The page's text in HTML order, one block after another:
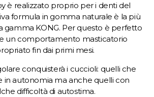
è realizzato proprio per i denti del
formula in gomma naturale è la più
gamma KONG. Per questo è perfetto
un comportamento masticatorio
fin dai primi mesi.
conquisterà i cuccioli: quelli che
in autonomia ma anche quelli con
difficoltà di autostima.